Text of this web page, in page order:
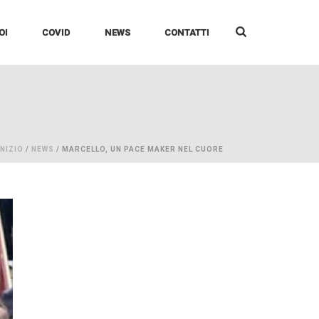
COVID NEWS CONTATTI
/ NEWS / MARCELLO, UN PACE MAKER NEL CUORE